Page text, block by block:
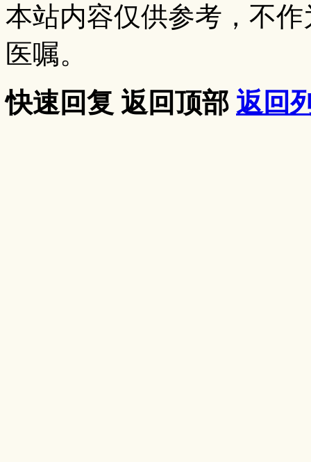
本站内容仅供参考，不
医嘱。
快速回复 返回顶部 返回